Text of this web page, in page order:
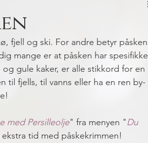
fjell og ski. For andre betyr påsken
mange er at påsken har spesifikke
gule kaker, er alle stikkord for en
til fjells, til vanns eller ha en ren by-
med Persilleolje" fra menyen "Du
tid med påskekrimmen!